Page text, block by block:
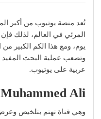
تُعد منصة يوتيوب من أكبر
المرئي في العالم، لذلك
يوم، ومع هذا الكم الكبير
وتصعب عملية البحث المفيد
عربية على يوتيوب.
Ali
وهي قناة تهتم بتلخيص